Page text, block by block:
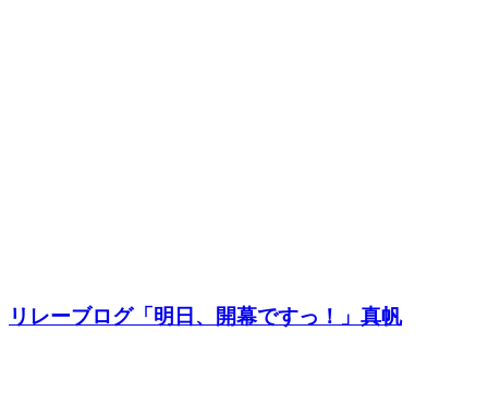
リレーブログ「明日、開幕ですっ！」真帆